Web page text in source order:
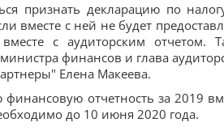
признать декларацию по
вместе с ней не будет
с аудиторским отчетом.
финансов и глава
Елена Макеева.
отчетность за 2019
до 10 июня 2020 года.